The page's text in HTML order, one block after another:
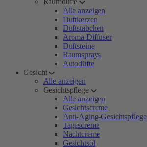
Raumdüfte
Alle anzeigen
Duftkerzen
Duftstäbchen
Aroma Diffuser
Duftsteine
Raumsprays
Autodüfte
Gesicht
Alle anzeigen
Gesichtspflege
Alle anzeigen
Gesichtscreme
Anti-Aging-Gesichtspflege
Tagescreme
Nachtcreme
Gesichtsöl